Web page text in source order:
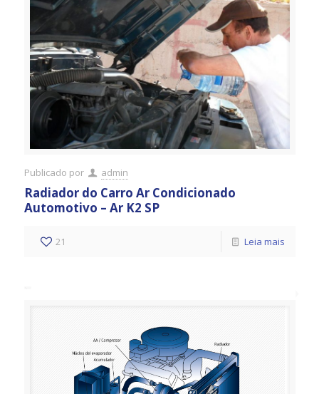
Publicado por admin
Radiador do Carro Ar Condicionado
Automotivo – Ar K2 SP
21 Leia mais